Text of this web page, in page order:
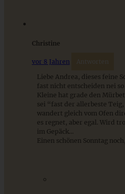
Französischer Apfelkuchen –
Christine
vor 8 Jahren Antworten
Liebe Andrea, dieses feine
fast nicht entscheiden nei
Kleine hat grade den
sei “fast der allerbeste
wandert gleich vom Ofen
es regnet, aber egal. Wird
im Gepäck…
Einen schönen Sonntag